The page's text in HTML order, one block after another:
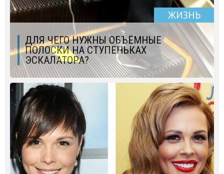
ЖИЗНЬ
ДЛЯ ЧЕГО НУЖНЫ ОБЪЁМНЫЕ
ПОЛОСКИ НА СТУПЕНЬКАХ
ЭСКАЛАТОРА?